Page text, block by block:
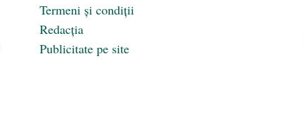
Termeni și condiții
Redacția
Publicitate pe site